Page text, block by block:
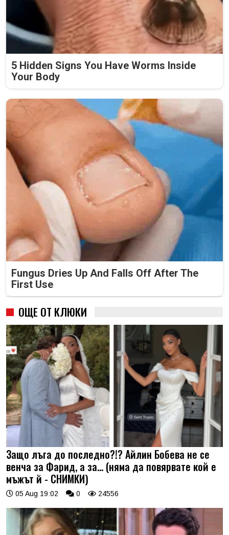
5 Hidden Signs You Have Worms Inside
Your Body
Fungus Dries Up And Falls Off After The
First Use
ОЩЕ ОТ КЛЮКИ
Защо лъга до последно?!? Айлин Бобева не се
венча за Фарид, а за... (няма да повярвате кой е
мъжът й - СНИМКИ)
05 Aug 19:02 0 24556